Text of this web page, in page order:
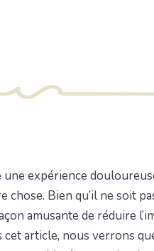
une expérience
chose. Bien qu’il ne soit
amusante de réduire
article, nous verrons